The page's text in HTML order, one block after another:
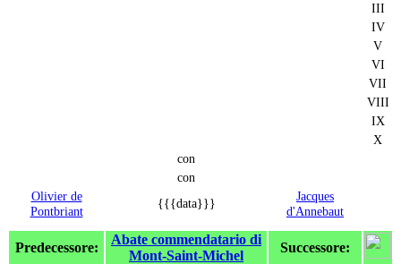
III
IV
V
VI
VII
VIII
IX
X
con
con
Olivier de
Pontbriant
{{{data}}}
Jacques
d'Annebaut
Predecessore:
Abate commendatario di
Mont-Saint-Michel
Successore: